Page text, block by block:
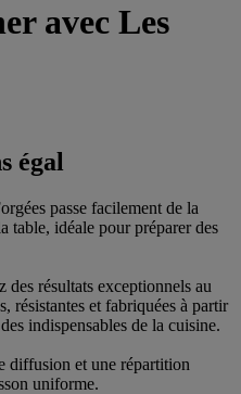
avec Les
égal
passe facilement de la
table, idéale pour préparer des
des résultats exceptionnels au
résistantes et fabriquées à partir
indispensables de la cuisine.
diffusion et une répartition
uniforme.